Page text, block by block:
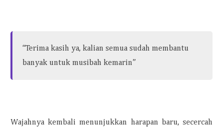
“Terima kasih ya, kalian semua sudah membantu
banyak untuk musibah kemarin”
Wajahnya kembali menunjukkan harapan baru, secercah